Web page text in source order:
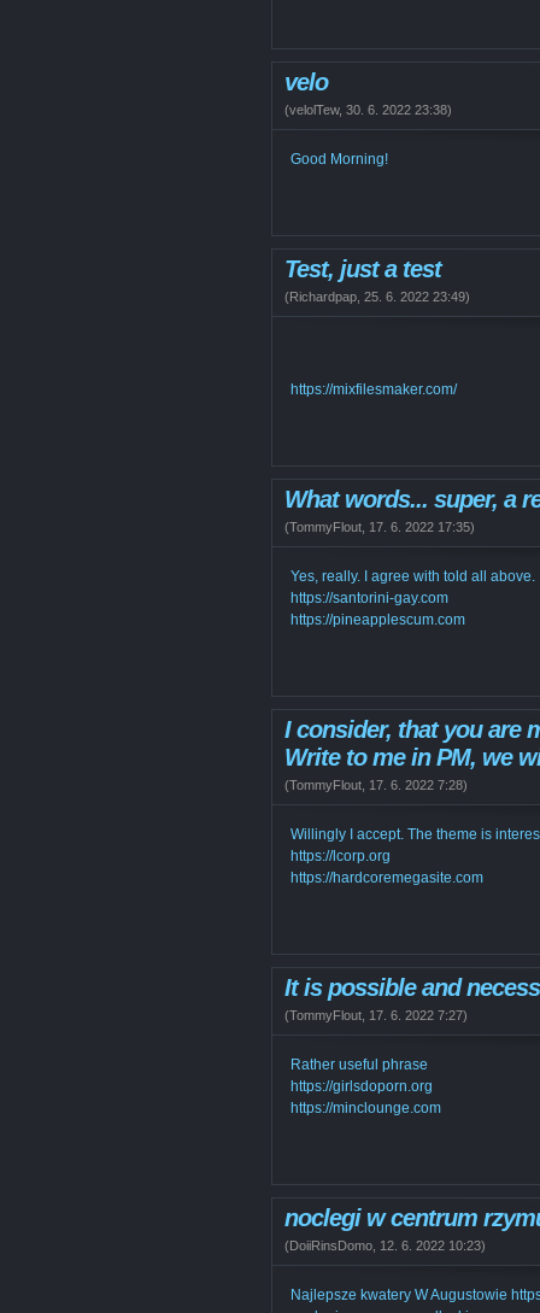
velo
(velolTew, 30. 6. 2022 23:38)
Good Morning!
Test, just a test
(Richardpap 25. 6. 2022 23:49)
https://mixfilesmaker.com/
What words... super, a
(TommyFlout 17. 6. 2022 17:35)
Yes, really. I agree with told all above.
https://santorini-gay.com
https://pineapplescum.com
I consider, that you are
Write to me in PM, we
(TommyFlout 17. 6. 2022 7:28)
Willingly I accept. The theme is
https://lcorp.org
https://hardcoremegasite.com
It is possible and
(TommyFlout 17. 6. 2022 7:27)
Rather useful phrase
https://girlsdoporn.org
https://minclounge.com
noclegi w centrum
(DoiiRinsDomo 12. 6. 2022 10:23)
Najlepsze kwatery W Augustowie